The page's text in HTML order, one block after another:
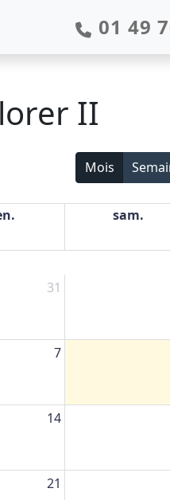
01 49
II
Mois
sam.
31
7
14
21